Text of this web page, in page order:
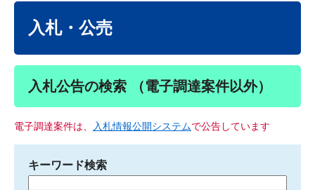
入札・公売
入札公告の検索 （電子調達案件以外）
電子調達案件は、 入札情報公開システムで公告しています
キーワード検索